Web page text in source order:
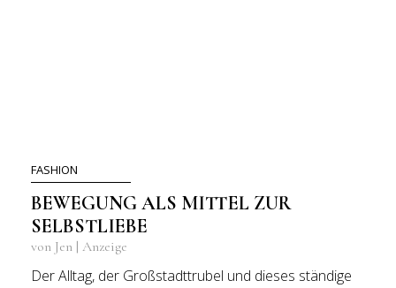
FASHION
BEWEGUNG ALS MITTEL ZUR
SELBSTLIEBE
von Jen | Anzeige
Der Alltag, der Großstadttrubel und dieses ständige